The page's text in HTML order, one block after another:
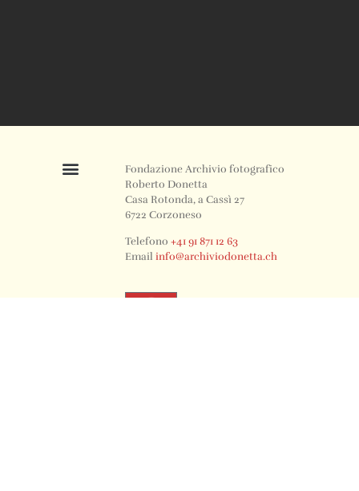
Fondazione Archivio fotografico
Roberto Donetta
Casa Rotonda, a Cassì 27
6722 Corzoneso
Telefono+41 91 871 12 63
Emailinfo@archiviodonetta.ch